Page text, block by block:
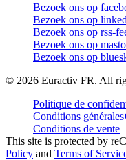
Bezoek ons op
Bezoek ons op
Bezoek ons op rss-
Bezoek ons op
Bezoek ons op
© 2026 Euractiv FR. All
Politique de
Conditions générales
Conditions de vente
This site is protected by
Policy and Terms of